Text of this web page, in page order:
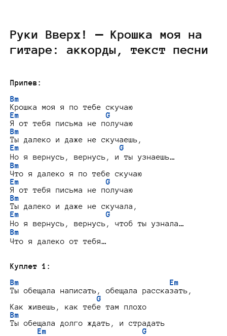
Руки Вверх! — Крошка моя на
гитаре: аккорды, текст песни
Припев:
Bm
Em                   G
Bm
Em                      G
Bm
Em                   G
Bm
Em                   G
Bm
Что я далеко от тебя…
Куплет 1:
Bm                                 Em
Ты обещала написать, обещала рассказать,
G
Bm
Ты обещала долго ждать, и страдать
Em                     G